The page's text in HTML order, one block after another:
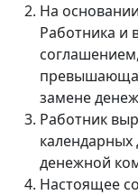
На
Работника и
замене
Работник
календарных
денежной
Настоящее